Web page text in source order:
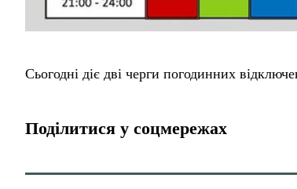
Сьогодні діє дві черги погодинних
Поділитися у соцмережах